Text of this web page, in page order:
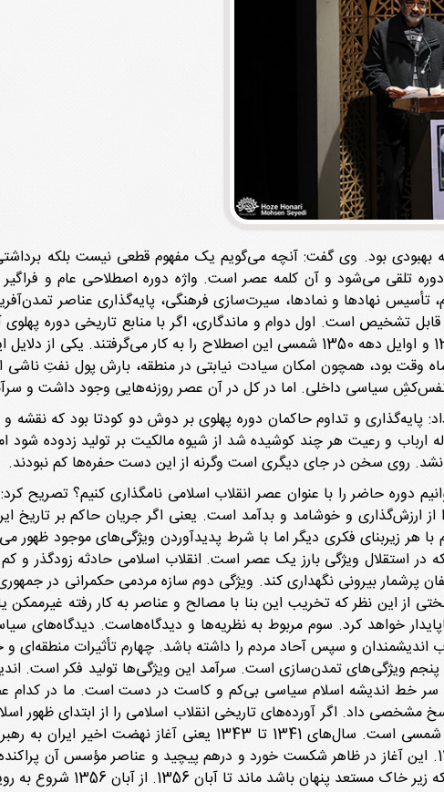
بهبودی بود. وی گفت: آنچه می‌گویم یک مفهوم قطعی نیست بلکه
تلقی می‌شود و آن کلمه عصر است. واژه دوره اصطلاحی عام و
تأسیس نهادها و نمادها، سیرت‌سازی فرهنگی، پایه‌گذاری عناصر
تشخیص است. اول دوام و ماندگاری، اگر با منابع تاریخی دوره پهلوی
عصر بهره برده و از اواخر دهه 1340 و اوایل دهه 1350 شمسی این اصطلاح را
وقت بود، همچون امکان سیادت نیابتی در منطقه، بارش پول نفتِ ناشی
سیاسی داخلی. اما در کل در آن عصر روزنه‌هایی وجود داشت و
پایه‌گذاری و تداوم حاکمان دوره پهلوی بر دوش دو کودتا بود که
ارباب و رعیت هر چند کوشیده شد از شیوه مالکیت بر تولید زدوده شود
نشد. روی سخن در جای دیگری است وگرنه از این دست حفره‌ها کم نبودند.
دوره حاضر را با عنوان عصر انقلاب اسلامی نامگذاری کنیم؟ تصریح
از ارزش‌گذاری و خوشامد و بدآمد است. یعنی اگر جریان حاکم بر
هر زیربنای فکری دیگر اما با شرط پدیدآوردن ویژگی‌های موجود ظهور
در استقلال ویژگی بارز یک عصر است. انقلاب اسلامی حادثه زودگذر و
پرشمار بیرونی نگهداری کند. ویژگی دوم سازه مردمی حکمرانی در
از این نظر که تخریب این بنا با مصالح و عناصر به کار رفته
خواهد کرد. سوم مربوط به نظریه‌ها و دیدگاه‌هاست. دیدگاه‌های
و سپس آحاد مردم را داشته باشد. چهارم تأثیرات منطقه‌ای
ویژگی‌های تمدن‌سازی است. سرآمد این ویژگی‌ها تولید فکر است.
1340 شمسی تا نیمه دهه 12360 سر خط اندیشه اسلام سیاسی بی‌کم و کاست در دست است.
داد. اگر آورده‌های تاریخی انقلاب اسلامی را از ابتدای ظهور
آتش آن زیر خاکستر در آبان 1343. این آغاز در ظاهر شکست خورد و درهم پیچید و عناصر
از آبان 1356 شروع به رویش کرد و در بیست‌ودوم بهمن 1357 جوانه سبز خود را نمایاند.